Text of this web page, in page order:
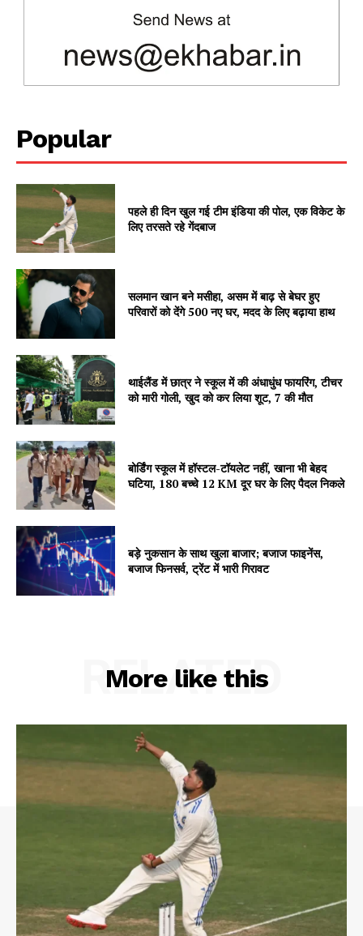
Magazine PRO
Company
About
Contact us
Subscription Plans
My account
Popular
पहले ही दिन खुल गई टीम इंडिया की पोल, एक विकेट के
लिए तरसते रहे गेंदबाज
सलमान खान बने मसीहा, असम में बाढ़ से बेघर हुए
परिवारों को देंगे 500 नए घर, मदद के लिए बढ़ाया हाथ
थाईलैंड में छात्र ने स्कूल में की अंधाधुंध फायरिंग, टीचर
को मारी गोली, खुद को कर लिया शूट, 7 की मौत
बोर्डिंग स्कूल में हॉस्टल-टॉयलेट नहीं, खाना भी बेहद
घटिया, 180 बच्चे 12 KM दूर घर के लिए पैदल निकले
बड़े नुकसान के साथ खुला बाजार; बजाज फाइनेंस,
बजाज फिनसर्व, ट्रेंट में भारी गिरावट
More like this
RELATED